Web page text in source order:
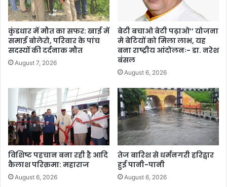
कुंडधार में मौत का सफर: खाई में
समाई बोलेरो, परिवार के पांच
सदस्यों की दर्दनाक मौत
August 7, 2026
बेटी बचाओ बेटी पढ़ाओ’’ योजना
मे बेटियों को मिला लाभ, यह
बना राष्ट्रीय आंदोलनः- डा. नरेश
बंसल
August 6, 2026
विशिष्ट पहचान बना रही है आदि
कैलाश परिक्रमा: महाराज
August 6, 2026
तेज बारिश से धर्मनगरी हरिद्वार
हुई पानी-पानी
August 6, 2026